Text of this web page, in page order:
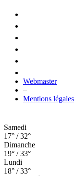
Webmaster
–
Mentions légales
Samedi
17° / 32°
Dimanche
19° / 33°
Lundi
18° / 33°